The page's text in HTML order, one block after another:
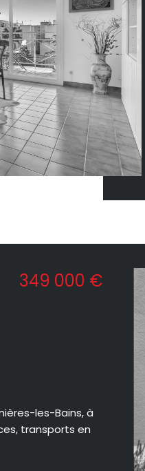
349 000 €
les-Bains, à
transports en